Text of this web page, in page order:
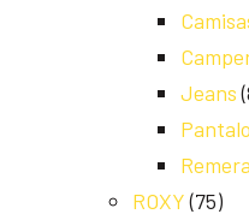
Jeans
ROXY (75)